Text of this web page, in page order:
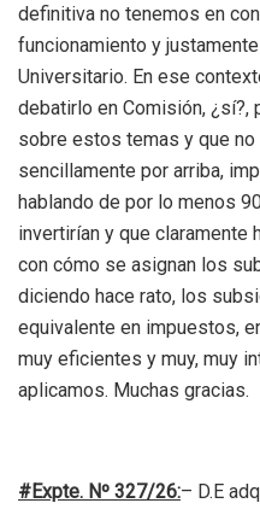
definitiva no tenemos en
funcionamiento y
Universitario. En ese
debatirlo en Comisión, ¿sí?,
sobre estos temas y que
sencillamente por arriba,
hablando de por lo menos
invertirían y que claramente
con cómo se asignan los
diciendo hace rato, los
equivalente en impuestos,
muy eficientes y muy, muy
aplicamos. Muchas gracias.
#Expte. Nº 327/26:– D.E